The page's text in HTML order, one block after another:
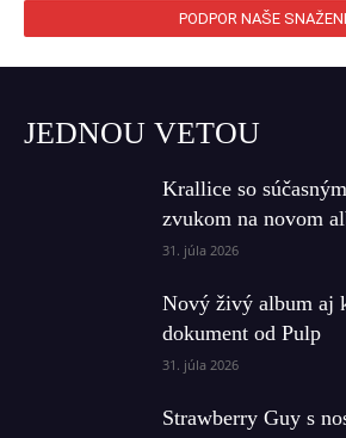
PODPOR NAŠE
JEDNOU VETOU
Krallice so
zvukom na novom
31. júla 2026
Nový živý album aj
dokument od Pulp
31. júla 2026
Strawberry Guy s